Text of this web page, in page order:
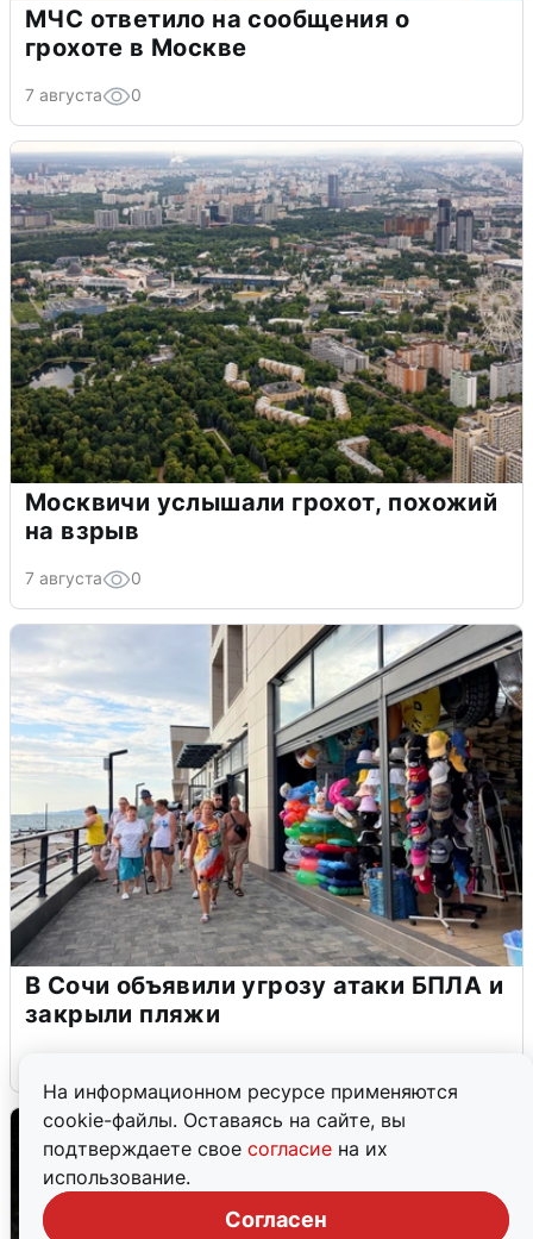
На информационном ресурсе применяются
cookie-файлы. Оставаясь на сайте, вы
подтверждаете свое согласие на их
использование.
Согласен
МЧС ответило на сообщения о
грохоте в Москве
7 августа 0
Москвичи услышали грохот, похожий
на взрыв
7 августа 0
В Сочи объявили угрозу атаки БПЛА и
закрыли пляжи